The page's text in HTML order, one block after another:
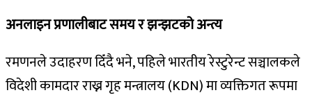
अनलाइन प्रणालीबाट समय र झन्झटको अन्त्य
रमणनले उदाहरण दिँदै भने, पहिले भारतीय रेस्टुरेन्ट सञ्चालकले
विदेशी कामदार राख्न गृह मन्त्रालय (KDN) मा व्यक्तिगत रूपमा